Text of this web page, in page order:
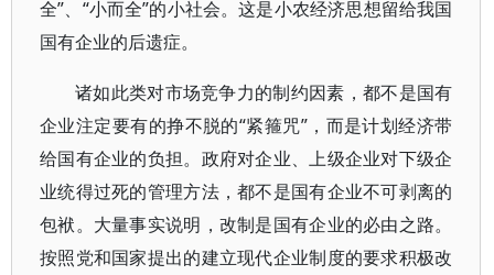
全”、“小而全”的小社会。这是小农经济思想留给我国
国有企业的后遗症。
诸如此类对市场竞争力的制约因素，都不是国有
企业注定要有的挣不脱的“紧箍咒”，而是计划经济带
给国有企业的负担。政府对企业、上级企业对下级企
业统得过死的管理方法，都不是国有企业不可剥离的
包袱。大量事实说明，改制是国有企业的必由之路。
按照党和国家提出的建立现代企业制度的要求积极改